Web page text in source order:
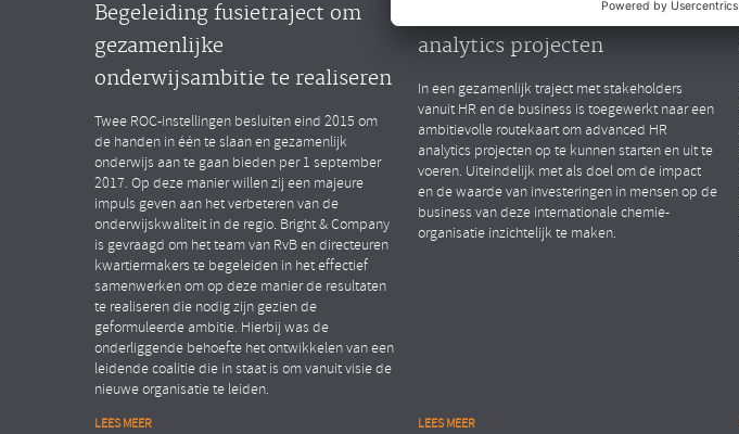
Begeleiding fusietraject om
gezamenlijke
onderwijsambitie te realiseren
Twee ROC-instellingen besluiten eind 2015 om
de handen in één te slaan en gezamenlijk
onderwijs aan te gaan bieden per 1 september
2017. Op deze manier willen zij een majeure
impuls geven aan het verbeteren van de
onderwijskwaliteit in de regio. Bright & Company
is gevraagd om het team van RvB en directeuren
kwartiermakers te begeleiden in het effectief
samenwerken om op deze manier de resultaten
te realiseren die nodig zijn gezien de
geformuleerde ambitie. Hierbij was de
onderliggende behoefte het ontwikkelen van een
leidende coalitie die in staat is om vanuit visie de
nieuwe organisatie te leiden.
LEES MEER
Opstarten van advanced HR
analytics projecten
In een gezamenlijk traject met stakeholders
vanuit HR en de business is toegewerkt naar een
ambitievolle routekaart om advanced HR
analytics projecten op te kunnen starten en uit te
voeren. Uiteindelijk met als doel om de impact
en de waarde van investeringen in mensen op de
business van deze internationale chemie-
organisatie inzichtelijk te maken.
LEES MEER